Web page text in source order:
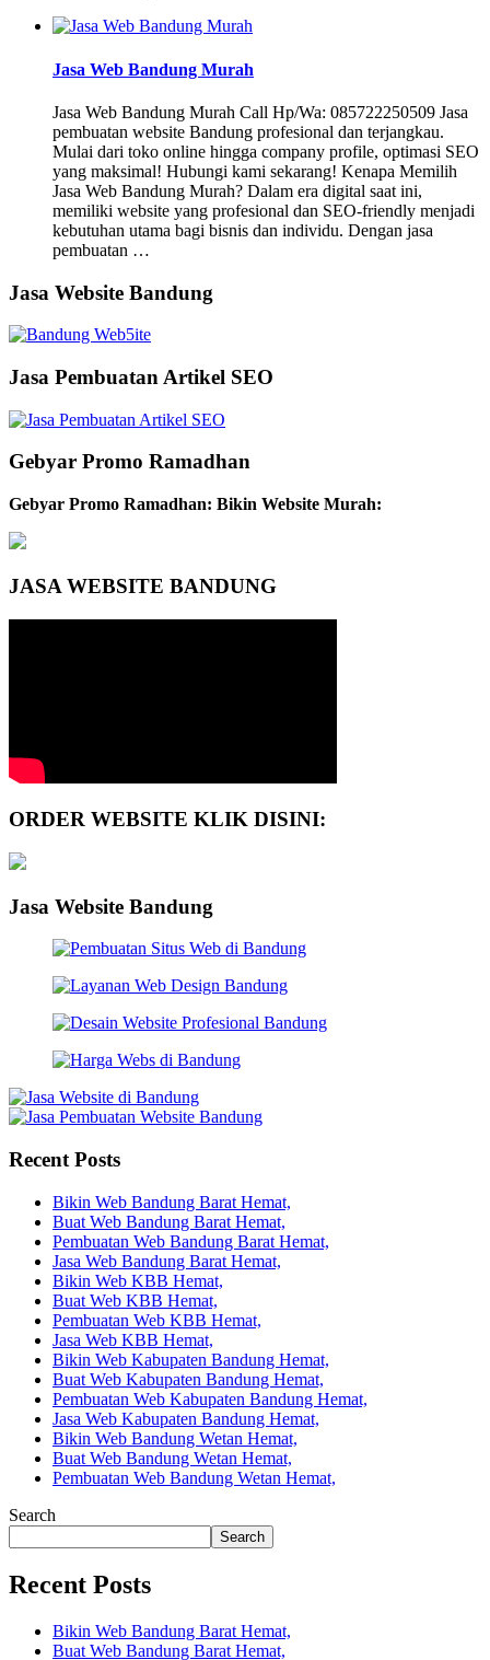
Jasa Web Bandung Murah
Jasa Web Bandung Murah Call Hp/Wa: 085722250509 Jasa
pembuatan website Bandung profesional dan terjangkau.
Mulai dari toko online hingga company profile, optimasi SEO
yang maksimal! Hubungi kami sekarang! Kenapa Memilih
Jasa Web Bandung Murah? Dalam era digital saat ini,
memiliki website yang profesional dan SEO-friendly menjadi
kebutuhan utama bagi bisnis dan individu. Dengan jasa
pembuatan …
Jasa Website Bandung
Jasa Pembuatan Artikel SEO
Gebyar Promo Ramadhan
Gebyar Promo Ramadhan: Bikin Website Murah:
JASA WEBSITE BANDUNG
ORDER WEBSITE KLIK DISINI:
Jasa Website Bandung
Recent Posts
Bikin Web Bandung Barat Hemat,
Buat Web Bandung Barat Hemat,
Pembuatan Web Bandung Barat Hemat,
Jasa Web Bandung Barat Hemat,
Bikin Web KBB Hemat,
Buat Web KBB Hemat,
Pembuatan Web KBB Hemat,
Jasa Web KBB Hemat,
Bikin Web Kabupaten Bandung Hemat,
Buat Web Kabupaten Bandung Hemat,
Pembuatan Web Kabupaten Bandung Hemat,
Jasa Web Kabupaten Bandung Hemat,
Bikin Web Bandung Wetan Hemat,
Buat Web Bandung Wetan Hemat,
Pembuatan Web Bandung Wetan Hemat,
Search
Search
Recent Posts
Bikin Web Bandung Barat Hemat,
Buat Web Bandung Barat Hemat,